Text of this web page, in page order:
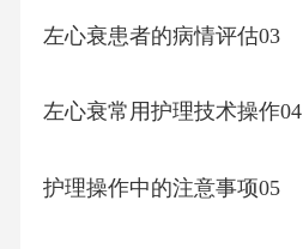
左心衰患者的病情评估03
左心衰常用护理技术操作04
护理操作中的注意事项05